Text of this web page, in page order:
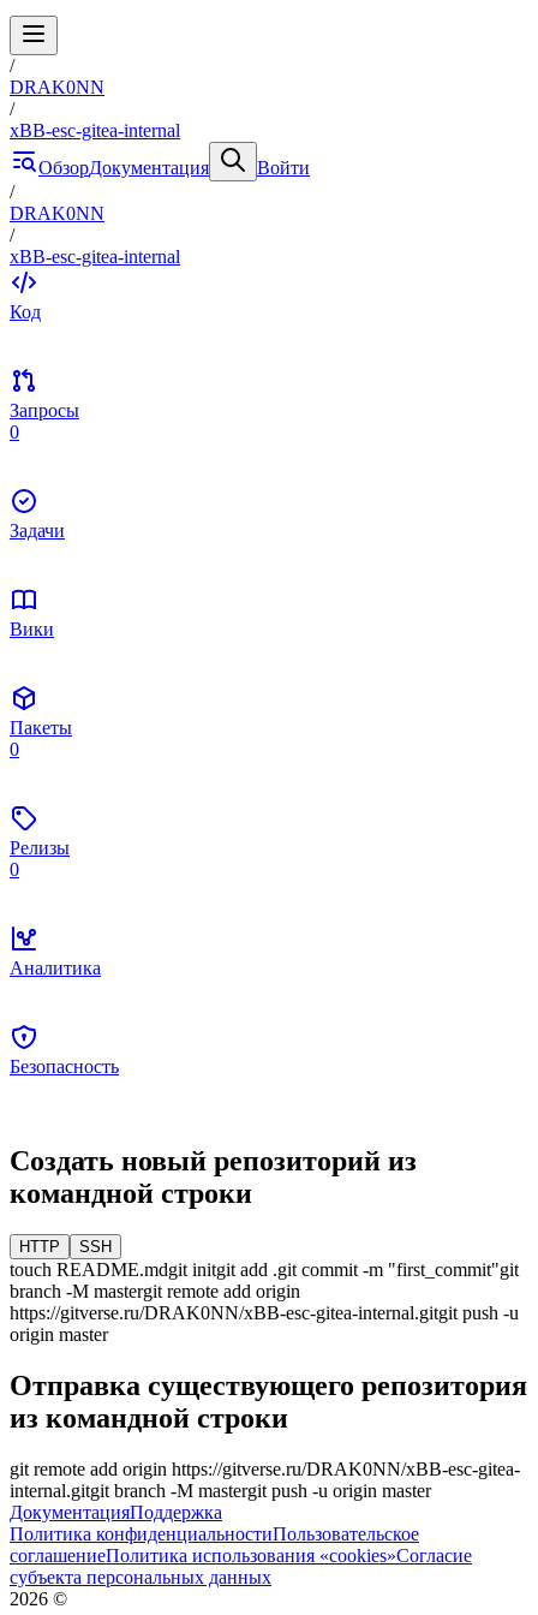
/
DRAK0NN
/
xBB-esc-gitea-internal
ОбзорДокументация
Войти
/
DRAK0NN
/
xBB-esc-gitea-internal
Код
Запросы
0
Задачи
Вики
Пакеты
0
Релизы
0
Аналитика
Безопасность
Создать новый репозиторий из
командной строки
HTTP SSH
touch README.mdgit initgit add .git commit -m "first_commit"git
branch -M mastergit remote add origin
https://gitverse.ru/DRAK0NN/xBB-esc-gitea-internal.gitgit push -u
origin master
Отправка существующего репозитория
из командной строки
git remote add origin https://gitverse.ru/DRAK0NN/xBB-esc-gitea-
internal.gitgit branch -M mastergit push -u origin master
ДокументацияПоддержка
Политика конфиденциальностиПользовательское
соглашениеПолитика использования «cookies»Согласие
субъекта персональных данных
2026 ©